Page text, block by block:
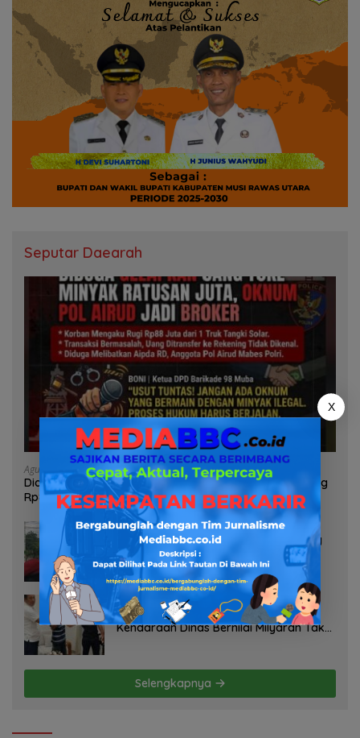
Seputar Daearah
Agustus 6, 2026
Diduga Oknum Pol Airud Jadi Broker Minyak Ilegal, Uang
Rp88 Juta Milik Toke Muba Hilang Tanpa Jejak
Agustus 6, 2026
Soroti Dugaan Pelanggaran Tambang
PT BSPC, Koalisi Aktivis Sumsel Beri
Tenggat 1 Minggu ke Pemerintah
Agustus 5, 2026
ABS Bongkar Sekandal Aset Muba! 29
Kendaraan Dinas Bernilai Milyaran Tak
Selengkapnya
X